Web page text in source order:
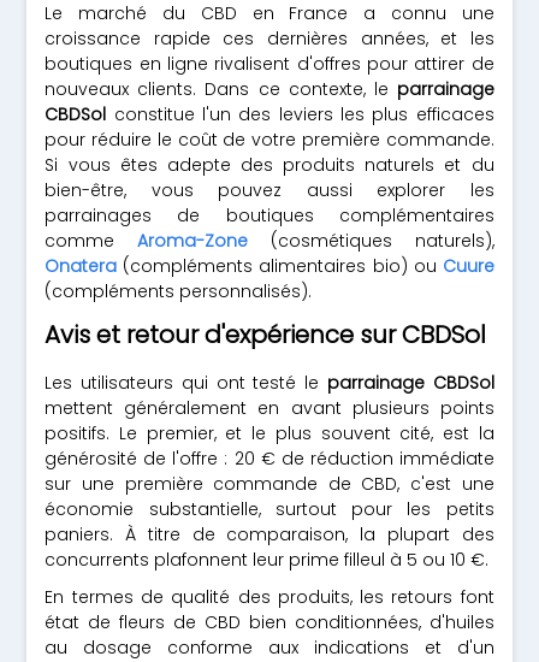
Le marché du CBD en France a connu une
croissance rapide ces dernières années, et les
boutiques en ligne rivalisent d'offres pour attirer de
nouveaux clients. Dans ce contexte, le parrainage
CBDSol constitue l'un des leviers les plus efficaces
pour réduire le coût de votre première commande.
Si vous êtes adepte des produits naturels et du
bien-être, vous pouvez aussi explorer les
parrainages de boutiques complémentaires
commeAroma-Zone (cosmétiques naturels),
Onatera (compléments alimentaires bio) ou Cuure
(compléments personnalisés).
Avis et retour d'expérience sur CBDSol
Les utilisateurs qui ont testé le parrainage CBDSol
mettent généralement en avant plusieurs points
positifs. Le premier, et le plus souvent cité, est la
générosité de l'offre : 20 € de réduction immédiate
sur une première commande de CBD, c'est une
économie substantielle, surtout pour les petits
paniers. À titre de comparaison, la plupart des
concurrents plafonnent leur prime filleul à 5 ou 10 €.
En termes de qualité des produits, les retours font
état de fleurs de CBD bien conditionnées, d'huiles
au dosage conforme aux indications et d'un